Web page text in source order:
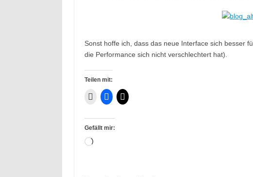
Sonst hoffe ich, dass das neue Interface sich besser
die Performance sich nicht verschlechtert hat).
Teilen mit:
Gefällt mir:
Wird